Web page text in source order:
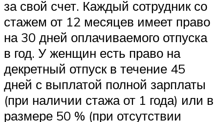
за свой счет. Каждый сотрудник со
стажем от 12 месяцев имеет право
на 30 дней оплачиваемого отпуска
в год. У женщин есть право на
декретный отпуск в течение 45
дней с выплатой полной зарплаты
(при наличии стажа от 1 года) или в
размере 50 % (при отсутствии